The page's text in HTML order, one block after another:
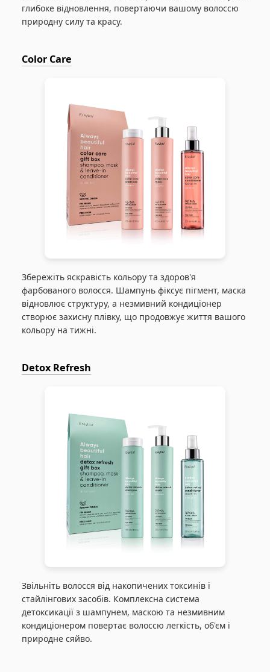
глибоке відновлення, повертаючи вашому волоссю
природну силу та красу.
Color Care
Збережіть яскравість кольору та здоров'я
фарбованого волосся. Шампунь фіксує пігмент, маска
відновлює структуру, а незмивний кондиціонер
створює захисну плівку, що продовжує життя вашого
кольору на тижні.
Detox Refresh
Звільніть волосся від накопичених токсинів і
стайлінгових засобів. Комплексна система
детоксикації з шампунем, маскою та незмивним
кондиціонером повертає волоссю легкість, об'єм і
природне сяйво.